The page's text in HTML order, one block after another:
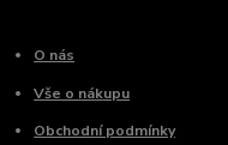
O nás
Vše o nákupu
Obchodní podmínky